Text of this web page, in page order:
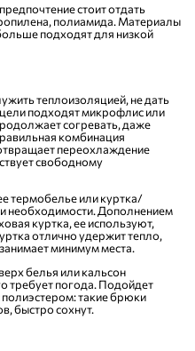
стоит отдать
полиамида. Материалы
подходят для низкой
теплоизоляцией, не дать
подходят микрофлис или
согревать, даже
комбинация
переохлаждение
свободному
термобелье или куртка/
необходимости. Дополнением
куртка, ее используют,
отлично удержит тепло,
минимум места.
белья или кальсон
требует погода. Подойдет
полиэстером: такие брюки
быстро сохнут.